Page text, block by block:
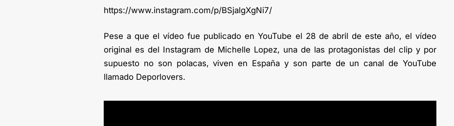
https://www.instagram.com/p/BSjalgXgNi7/
Pese a que el vídeo fue publicado en YouTube el 28 de abril de este año, el vídeo
original es del Instagram de Michelle Lopez, una de las protagonistas del clip y por
supuesto no son polacas, viven en España y son parte de un canal de YouTube
llamado Deporlovers.